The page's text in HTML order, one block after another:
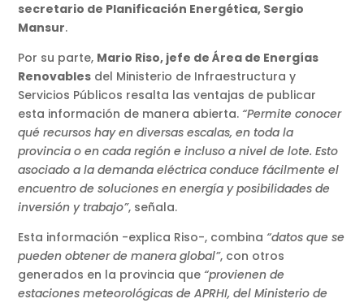
secretario de Planificación Energética, Sergio
Mansur.
Por su parte, Mario Riso, jefe de Área de Energías
Renovables del Ministerio de Infraestructura y
Servicios Públicos resalta las ventajas de publicar
esta información de manera abierta. “Permite conocer
qué recursos hay en diversas escalas, en toda la
provincia o en cada región e incluso a nivel de lote. Esto
asociado a la demanda eléctrica conduce fácilmente el
encuentro de soluciones en energía y posibilidades de
inversión y trabajo”, señala.
Esta información -explica Riso-, combina “datos que se
pueden obtener de manera global”, con otros
generados en la provincia que “provienen de
estaciones meteorológicas de APRHI, del Ministerio de